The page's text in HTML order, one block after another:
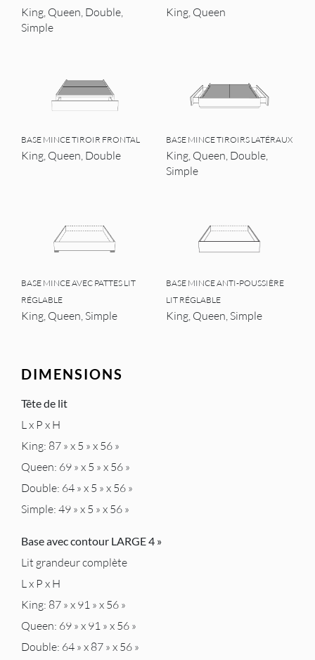
King, Queen, Double,
Simple
King, Queen
BASE MINCE TIROIR FRONTAL
King, Queen, Double
BASE MINCE TIROIRS LATÉRAUX
King, Queen, Double,
Simple
BASE MINCE AVEC PATTES LIT
RÉGLABLE
King, Queen, Simple
BASE MINCE ANTI-POUSSIÈRE
LIT RÉGLABLE
King, Queen, Simple
DIMENSIONS
Tête de lit
L x P x H
King: 87 » x 5 » x 56 »
Queen: 69 » x 5 » x 56 »
Double: 64 » x 5 » x 56 »
Simple: 49 » x 5 » x 56 »
Base avec contour LARGE 4 »
Lit grandeur complète
L x P x H
King: 87 » x 91 » x 56 »
Queen: 69 » x 91 » x 56 »
Double: 64 » x 87 » x 56 »